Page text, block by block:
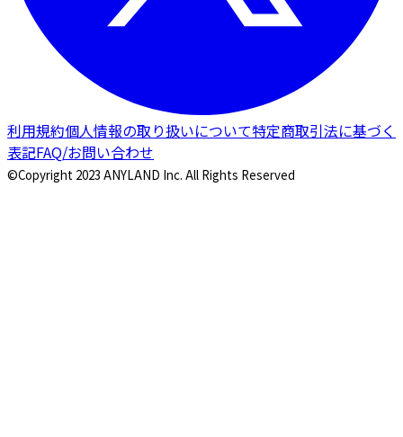
利用規約個人情報の取り扱いについて特定商取引法に基づく
表記FAQ/お問い合わせ
©Copyright 2023 ANYLAND Inc. All Rights Reserved